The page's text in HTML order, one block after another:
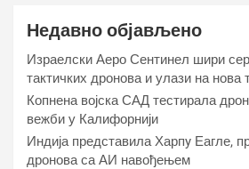
Недавно објављено
Израелски Аеро Сентинел шири
тактичких дронова и улази на нова
Копнена војска САД тестирала
вежби у Калифорнији
Индија представила Харпy Еагле,
дронова са АИ навођењем